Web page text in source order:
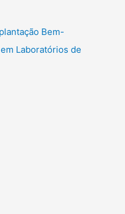
Bem-
Laboratórios de